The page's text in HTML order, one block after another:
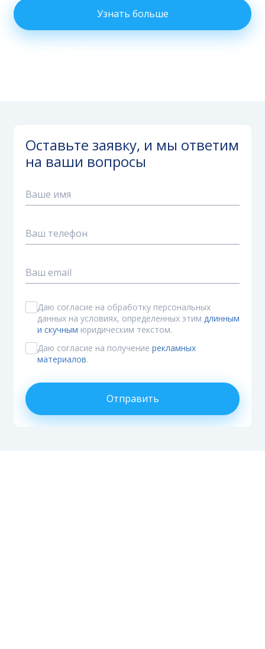
Узнать больше
Оставьте заявку, и мы ответим
на ваши вопросы
Даю согласие на обработку персональных
данных на условиях, определенных этим длинным
и скучным юридическим текстом.
Даю согласие на получение рекламных
материалов.
Отправить